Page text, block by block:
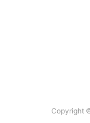
Copyright